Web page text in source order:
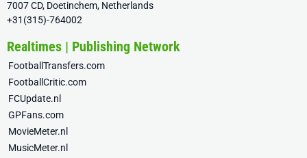
7007 CD, Doetinchem, Netherlands
+31(315)-764002
Realtimes | Publishing Network
FootballTransfers.com
FootballCritic.com
FCUpdate.nl
GPFans.com
MovieMeter.nl
MusicMeter.nl